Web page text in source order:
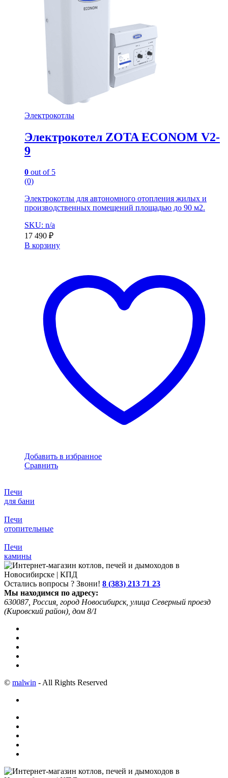
Электрокотлы
Электрокотел ZOTA ECONOM V2-
9
0 out of 5
(0)
Электрокотлы для автономного отопления жилых и
производственных помещений площадью до 90 м2.
SKU: n/a
17 490 ₽
В корзину
Добавить в избранное
Сравнить
Печи
для бани
Печи
отопительные
Печи
камины
Остались вопросы ? Звони! 8 (383) 213 71 23
Мы находимся по адресу:
630087, Россия, город Новосибирск, улица Северный проезд
(Кировский район), дом 8/1
© malwin - All Rights Reserved